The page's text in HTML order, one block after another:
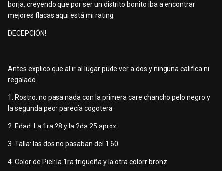
borja, creyendo que por ser un distrito bonito iba a encontrar
mejores flacas aqui está mi rating.
DECEPCIÓN!
Antes explico que al ir al lugar pude ver a dos y ninguna califica ni
regalado.
1. Rostro: no pasa nada con la primera care chancho pelo negro y
la segunda peor parecía cogotera
2. Edad: La 1ra 28 y la 2da 25 aprox
3. Talla: las dos no pasaban del 1.60
4. Color de Piel: la 1ra trigueña y la otra colorr bronz